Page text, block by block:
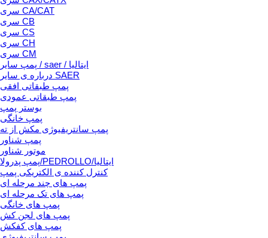
سری CA/CAT
سری CB
سری CS
سری CH
سری CM
پمپ سایر / saer / ایتالیا
درباره ی سایر SAER
پمپ طبقاتی افقی
پمپ طبقاتی عمودی
بوستر پمپ
پمپ خانگی
پمپ سانتریفیوژی مکش از ته
پمپ شناور
موتور شناور
پمپ پدرولا/PEDROLLO/ایتالیا
کنترل کننده ی الکتریکی پمپ
پمپ های چند مرحله ای
پمپ های تک مرحله ای
پمپ های خانگی
پمپ های لجن کش
پمپ های کفکش